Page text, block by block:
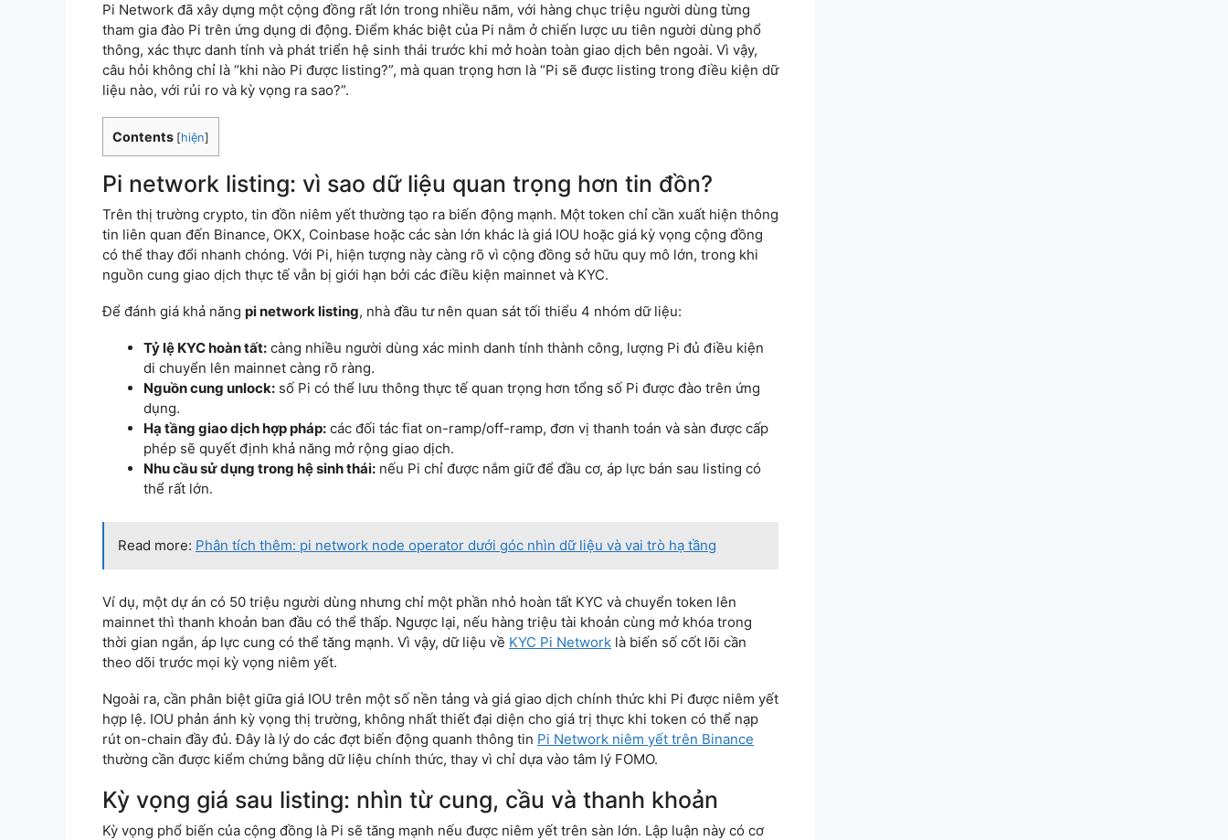
Pi Network đã xây dựng một cộng đồng rất lớn trong nhiều năm, với hàng chục triệu người dùng từng
tham gia đào Pi trên ứng dụng di động. Điểm khác biệt của Pi nằm ở chiến lược ưu tiên người dùng phổ
thông, xác thực danh tính và phát triển hệ sinh thái trước khi mở hoàn toàn giao dịch bên ngoài. Vì vậy,
câu hỏi không chỉ là “khi nào Pi được listing?”, mà quan trọng hơn là “Pi sẽ được listing trong điều kiện dữ
liệu nào, với rủi ro và kỳ vọng ra sao?”.
Contents [hiện]
Pi network listing: vì sao dữ liệu quan trọng hơn tin đồn?
Trên thị trường crypto, tin đồn niêm yết thường tạo ra biến động mạnh. Một token chỉ cần xuất hiện thông
tin liên quan đến Binance, OKX, Coinbase hoặc các sàn lớn khác là giá IOU hoặc giá kỳ vọng cộng đồng
có thể thay đổi nhanh chóng. Với Pi, hiện tượng này càng rõ vì cộng đồng sở hữu quy mô lớn, trong khi
nguồn cung giao dịch thực tế vẫn bị giới hạn bởi các điều kiện mainnet và KYC.
Để đánh giá khả năng pi network listing, nhà đầu tư nên quan sát tối thiểu 4 nhóm dữ liệu:
Tỷ lệ KYC hoàn tất: càng nhiều người dùng xác minh danh tính thành công, lượng Pi đủ điều kiện
di chuyển lên mainnet càng rõ ràng.
Nguồn cung unlock: số Pi có thể lưu thông thực tế quan trọng hơn tổng số Pi được đào trên ứng
dụng.
Hạ tầng giao dịch hợp pháp: các đối tác fiat on-ramp/off-ramp, đơn vị thanh toán và sàn được cấp
phép sẽ quyết định khả năng mở rộng giao dịch.
Nhu cầu sử dụng trong hệ sinh thái: nếu Pi chỉ được nắm giữ để đầu cơ, áp lực bán sau listing có
thể rất lớn.
Read more: Phân tích thêm: pi network node operator dưới góc nhìn dữ liệu và vai trò hạ tầng
Ví dụ, một dự án có 50 triệu người dùng nhưng chỉ một phần nhỏ hoàn tất KYC và chuyển token lên
mainnet thì thanh khoản ban đầu có thể thấp. Ngược lại, nếu hàng triệu tài khoản cùng mở khóa trong
thời gian ngắn, áp lực cung có thể tăng mạnh. Vì vậy, dữ liệu về KYC Pi Network là biến số cốt lõi cần
theo dõi trước mọi kỳ vọng niêm yết.
Ngoài ra, cần phân biệt giữa giá IOU trên một số nền tảng và giá giao dịch chính thức khi Pi được niêm yết
hợp lệ. IOU phản ánh kỳ vọng thị trường, không nhất thiết đại diện cho giá trị thực khi token có thể nạp
rút on-chain đầy đủ. Đây là lý do các đợt biến động quanh thông tin Pi Network niêm yết trên Binance
thường cần được kiểm chứng bằng dữ liệu chính thức, thay vì chỉ dựa vào tâm lý FOMO.
Kỳ vọng giá sau listing: nhìn từ cung, cầu và thanh khoản
Kỳ vọng phổ biến của cộng đồng là Pi sẽ tăng mạnh nếu được niêm yết trên sàn lớn. Lập luận này có cơ